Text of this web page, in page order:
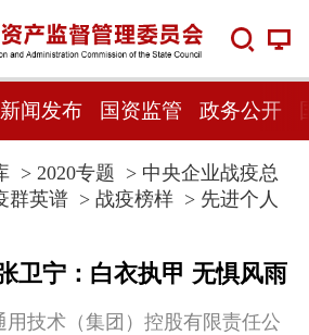
新闻发布 国资监管 政务公开
> 2020专题 > 中央企业战疫总
群英谱> 战疫榜样> 先进个人
卫宁：白衣执甲 无惧风雨
用技术（集团）控股有限责任公